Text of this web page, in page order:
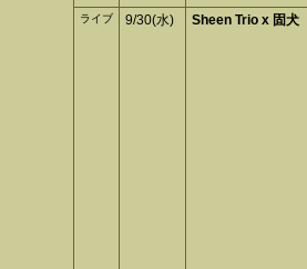
ライブ 9/30(水) Sheen Trio x 固犬